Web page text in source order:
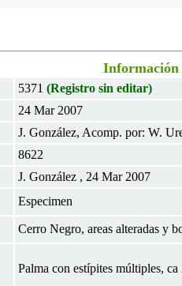
Información
5371 (Registro sin editar)
24 Mar 2007
J. González, Acomp. por: W.
8622
J. González , 24 Mar 2007
Especimen
Cerro Negro, areas alteradas y
Palma con estípites múltiples,